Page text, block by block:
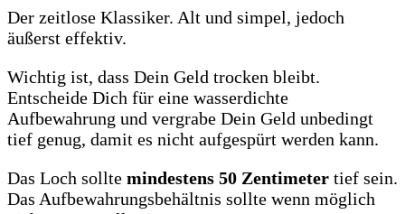
Der zeitlose Klassiker. Alt und simpel, jedoch
äußerst effektiv.
Wichtig ist, dass Dein Geld trocken bleibt.
Entscheide Dich für eine wasserdichte
Aufbewahrung und vergrabe Dein Geld unbedingt
tief genug, damit es nicht aufgespürt werden kann.
Das Loch sollte mindestens 50 Zentimeter tief sein.
Das Aufbewahrungsbehältnis sollte wenn möglich